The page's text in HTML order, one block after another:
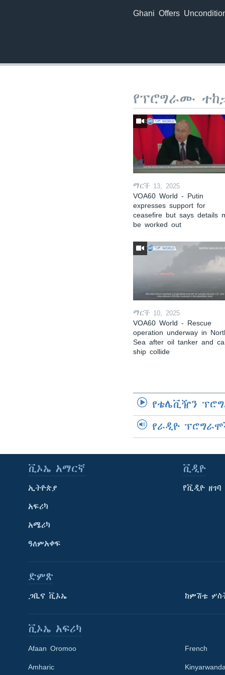
Ghani Offers
የፕሮግራሙ
ማርች 13, 2025
VOA60 World - Putin
expresses support for
ceasefire but says details
be worked out
ማርች 10, 2025
VOA60 World - Rescue
operation underway in
Sea after oil tanker and
ship collide
የቴሌቪዥን
የራዲዮ
ቪኦኤ አማርኛ
ኢትዮጵያ
አፍሪካ
አሜሪካ
ዓለምአቀፍ
ቪዲዮ
የቪዲዮ ዘገባ
ድምጽ
ጋቢና ቪኦኤ ከምሽቱ
ቪኦኤ አፍሪካ
Afaan Oromoo
Amharic
French